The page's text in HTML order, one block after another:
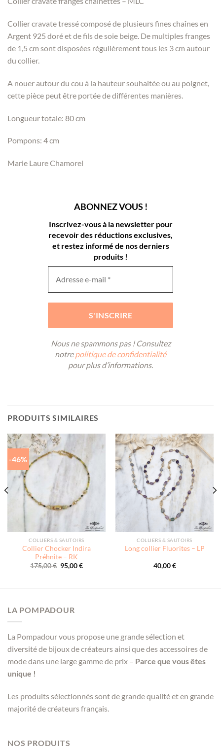
Collier cravate tressé composé de plusieurs fines chaînes en
Argent 925 doré et de fils de soie beige. De multiples franges
de 1,5 cm sont disposées régulièrement tous les 3 cm autour
du collier.
A nouer autour du cou à la hauteur souhaitée ou au poignet,
cette pièce peut être portée de différentes manières.
Longueur totale: 80 cm
Pompons: 4 cm
Marie Laure Chamorel
ABONNEZ VOUS !
Inscrivez-vous à la newsletter pour
recevoir des réductions exclusives,
et restez informé de nos derniers
produits !
Nous ne spammons pas ! Consultez
notrepolitique de confidentialité
pour plus d’informations.
PRODUITS SIMILAIRES
-46%
COLLIERS & SAUTOIRS
Collier Chocker Indira
Préhnite – RK
175,00€ Le
prix
95,00€Le
COLLIERS & SAUTOIRS
Long collier Fluorites – LP
40,00€
LA POMPADOUR
La Pompadour vous propose une grande sélection et
diversité de bijoux de créateurs ainsi que des accessoires de
mode dans une large gamme de prix – Parce que vous êtes
unique !
Les produits sélectionnés sont de grande qualité et en grande
majorité de créateurs français.
NOS PRODUITS